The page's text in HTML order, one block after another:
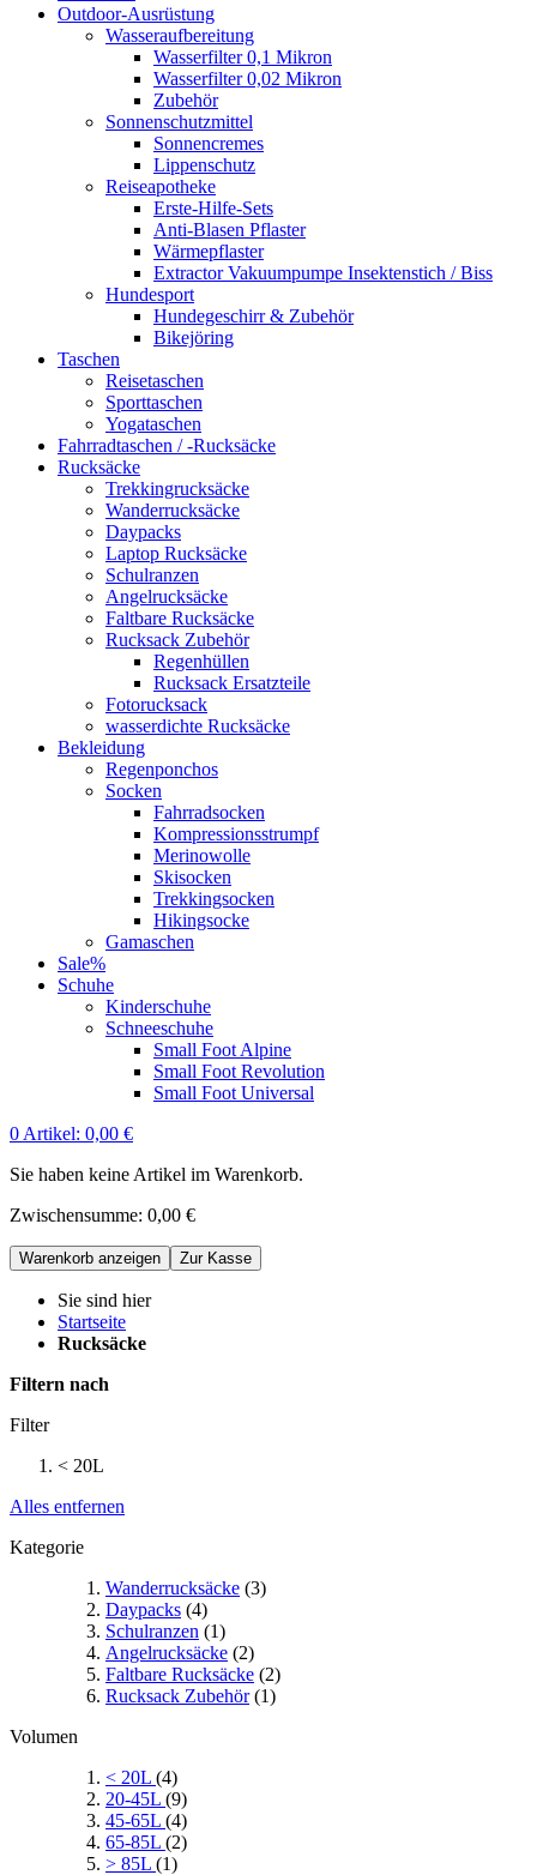
Outdoor-Ausrüstung
Wasseraufbereitung
Wasserfilter 0,1 Mikron
Wasserfilter 0,02 Mikron
Zubehör
Sonnenschutzmittel
Sonnencremes
Lippenschutz
Reiseapotheke
Erste-Hilfe-Sets
Anti-Blasen Pflaster
Wärmepflaster
Extractor Vakuumpumpe Insektenstich / Biss
Hundesport
Hundegeschirr & Zubehör
Bikejöring
Taschen
Reisetaschen
Sporttaschen
Yogataschen
Fahrradtaschen / -Rucksäcke
Rucksäcke
Trekkingrucksäcke
Wanderrucksäcke
Daypacks
Laptop Rucksäcke
Schulranzen
Angelrucksäcke
Faltbare Rucksäcke
Rucksack Zubehör
Regenhüllen
Rucksack Ersatzteile
Fotorucksack
wasserdichte Rucksäcke
Bekleidung
Regenponchos
Socken
Fahrradsocken
Kompressionsstrumpf
Merinowolle
Skisocken
Trekkingsocken
Hikingsocke
Gamaschen
Sale%
Schuhe
Kinderschuhe
Schneeschuhe
Small Foot Alpine
Small Foot Revolution
Small Foot Universal
0 Artikel: 0,00 €
Sie haben keine Artikel im Warenkorb.
Zwischensumme: 0,00 €
Warenkorb anzeigen Zur Kasse
Sie sind hier
Startseite
Rucksäcke
Filtern nach
Filter
< 20L
Alles entfernen
Kategorie
Wanderrucksäcke (3)
Daypacks (4)
Schulranzen (1)
Angelrucksäcke (2)
Faltbare Rucksäcke (2)
Rucksack Zubehör(1)
Volumen
< 20L (4)
20-45L (9)
45-65L (4)
65-85L (2)
> 85L (1)